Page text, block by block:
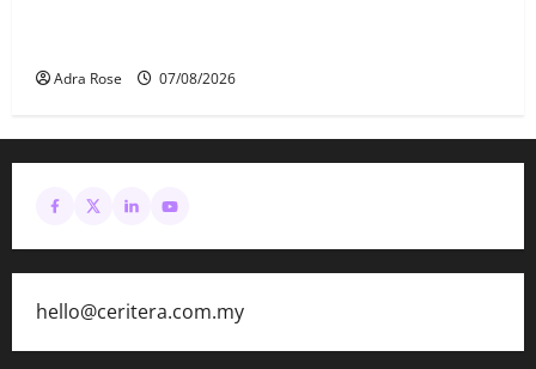
Adra Rose 07/08/2026
hello@ceritera.com.my